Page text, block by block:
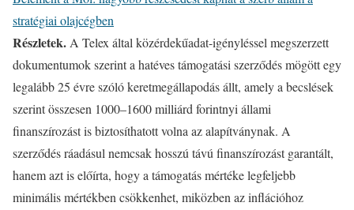
stratégiai olajcégben
Részletek. A Telex által közérdekűadat-igényléssel megszerzett
dokumentumok szerint a hatéves támogatási szerződés mögött egy
legalább 25 évre szóló keretmegállapodás állt, amely a becslések
szerint összesen 1000–1600 milliárd forintnyi állami
finanszírozást is biztosíthatott volna az alapítványnak. A
szerződés ráadásul nemcsak hosszú távú finanszírozást garantált,
hanem azt is előírta, hogy a támogatás mértéke legfeljebb
minimális mértékben csökkenhet, miközben az inflációhoz